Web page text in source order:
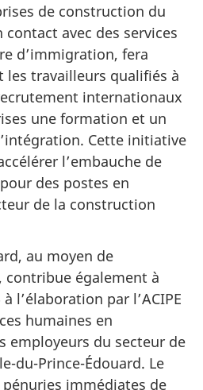
de construction du
avec des services
d’immigration, fera
travailleurs qualifiés à
internationaux
une formation et un
Cette initiative
l’embauche de
des postes en
de la construction
au moyen de
contribue également à
l’élaboration par l’ACIPE
humaines en
employeurs du secteur de
du-Prince-Édouard. Le
immédiates de